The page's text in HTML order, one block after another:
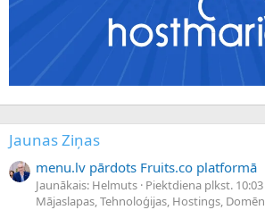
Jaunas Ziņas
menu.lv pārdots Fruits.co platformā
Jaunākais: Helmuts Piektdiena plkst. 10:03
Mājaslapas, Tehnoloģijas, Hostings,